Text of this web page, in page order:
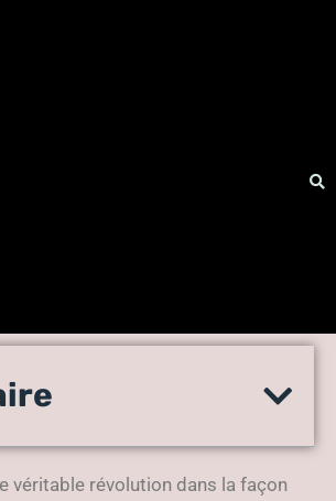
Instagram : le
aux messages.
véritable révolution dans la façon